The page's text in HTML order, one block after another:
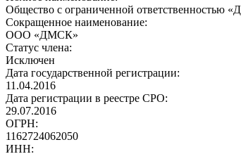
Общество с ограниченной ответственностью
Сокращенное наименование:
ООО «ДМСК»
Статус члена:
Исключен
Дата государственной регистрации:
11.04.2016
Дата регистрации в реестре СРО:
29.07.2016
ОГРН:
1162724062050
ИНН: